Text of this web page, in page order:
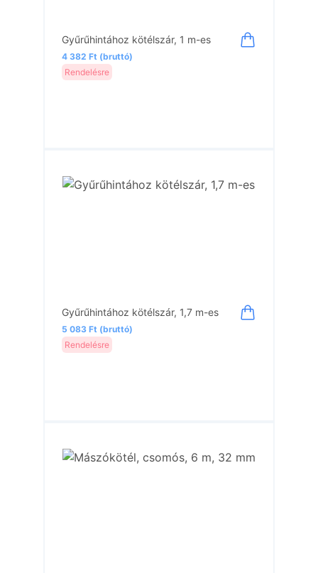
Gyűrűhintához kötélszár, 1 m-es
4 382 Ft (bruttó)
Rendelésre
Gyűrűhintához kötélszár, 1,7 m-es
5 083 Ft (bruttó)
Rendelésre